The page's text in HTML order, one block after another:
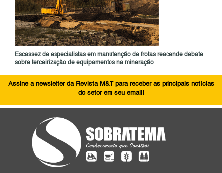
Escassez de especialistas em manutenção de frotas reacende debate
sobre terceirização de equipamentos na mineração
Assine a newsletter da Revista M&T para receber as principais notícias
do setor em seu email!